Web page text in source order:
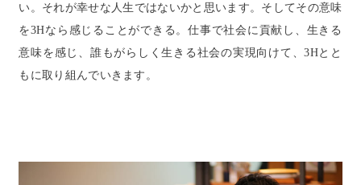
い。それが幸せな人生ではないかと思います。そしてその意味
を3Hなら感じることができる。仕事で社会に貢献し、生きる
意味を感じ、誰もがらしく生きる社会の実現向けて、3Hとと
もに取り組んでいきます。